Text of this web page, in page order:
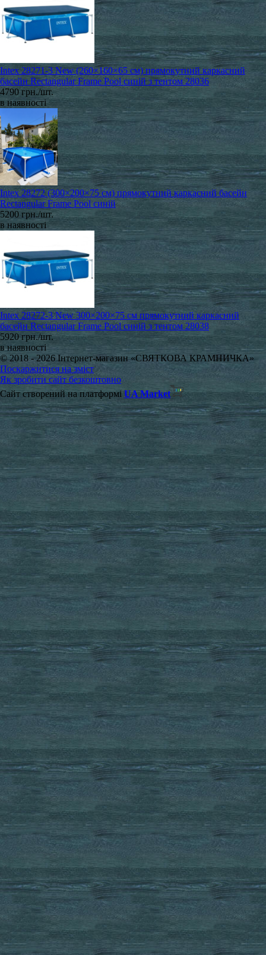
Intex 28271-3 New (260×160×65 см) прямокутний каркасний
басейн Rectangular Frame Pool синій з тентом 28036
4790 грн./шт.
в наявності
Intex 28272 (300×200×75 см) прямокутний каркасний басейн
Rectangular Frame Pool синій
5200 грн./шт.
в наявності
Intex 28272-3 New 300×200×75 см прямокутний каркасний
басейн Rectangular Frame Pool синій з тентом 28038
5920 грн./шт.
в наявності
© 2018 - 2026 Інтернет-магазин «СВЯТКОВА КРАМНИЧКА»
Поскаржитися на зміст
Як зробити сайт безкоштовно
Сайт створений на платформіUA Market